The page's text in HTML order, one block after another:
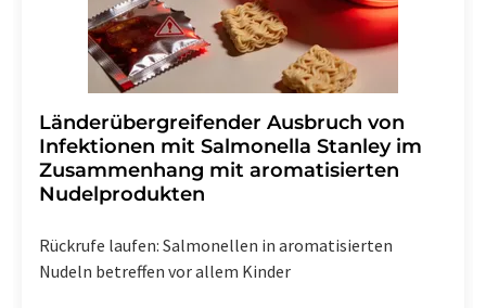
Länderübergreifender Ausbruch von
Infektionen mit Salmonella Stanley im
Zusammenhang mit aromatisierten
Nudelprodukten
Rückrufe laufen: Salmonellen in aromatisierten
Nudeln betreffen vor allem Kinder